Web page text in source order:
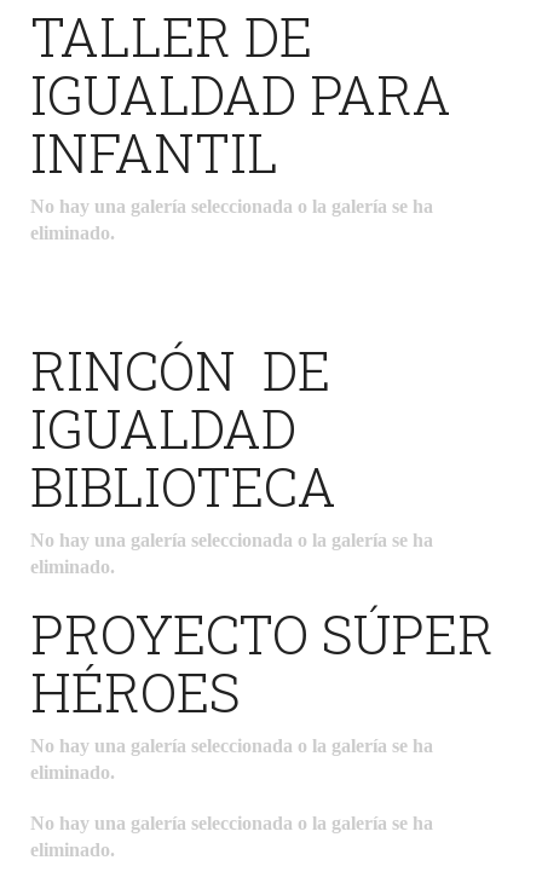
TALLER DE
IGUALDAD PARA
INFANTIL
No hay una galería seleccionada o la galería se ha
eliminado.
RINCÓN DE
IGUALDAD
BIBLIOTECA
No hay una galería seleccionada o la galería se ha
eliminado.
PROYECTO SÚPER
HÉROES
No hay una galería seleccionada o la galería se ha
eliminado.
No hay una galería seleccionada o la galería se ha
eliminado.